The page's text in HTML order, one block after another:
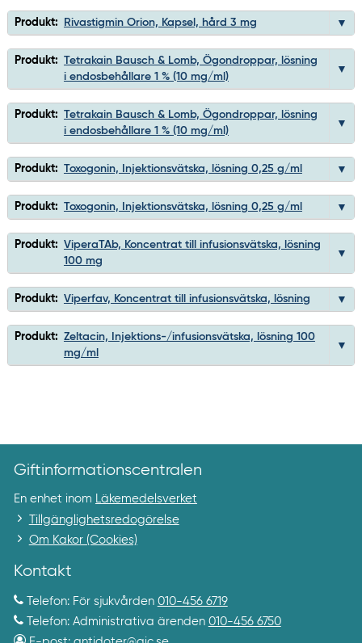
Produkt: Rivastigmin Orion, Kapsel, hård 3 mg
Produkt: Tetrakain Bausch & Lomb, Ögondroppar, lösning
i endosbehållare 1 % (10 mg/ml)
Produkt: Tetrakain Bausch & Lomb, Ögondroppar, lösning
i endosbehållare 1 % (10 mg/ml)
Produkt: Toxogonin, Injektionsvätska, lösning 0,25 g/ml
Produkt: Toxogonin, Injektionsvätska, lösning 0,25 g/ml
Produkt: ViperaTAb, Koncentrat till infusionsvätska, lösning
100 mg
Produkt: Viperfav, Koncentrat till infusionsvätska, lösning
Produkt: Zeltacin, Injektions-/infusionsvätska, lösning 100
mg/ml
Giftinformationscentralen
En enhet inom Läkemedelsverket
Tillgänglighetsredogörelse
Om Kakor (Cookies)
Kontakt
Telefon: För sjukvården 010-456 6719
Telefon: Administrativa ärenden 010-456 6750